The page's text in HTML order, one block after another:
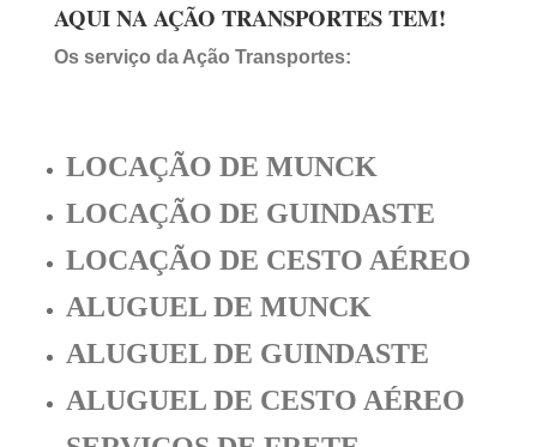
AQUI NA AÇÃO TRANSPORTES TEM!
Os serviço da Ação Transportes:
LOCAÇÃO DE MUNCK
LOCAÇÃO DE GUINDASTE
LOCAÇÃO DE CESTO AÉREO
ALUGUEL DE MUNCK
ALUGUEL DE GUINDASTE
ALUGUEL DE CESTO AÉREO